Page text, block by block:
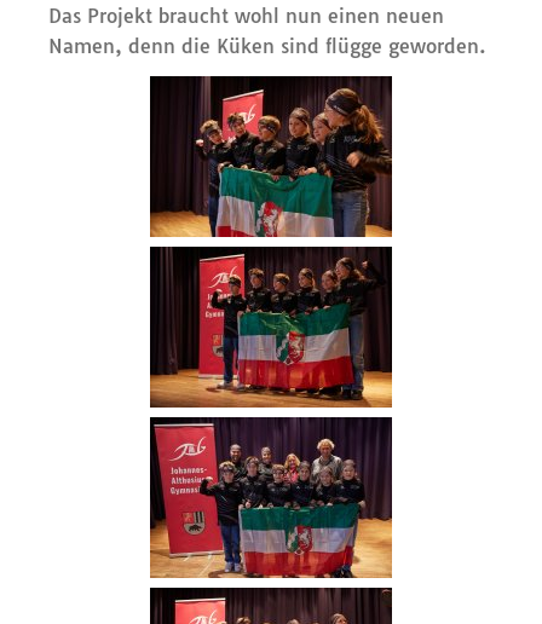
Das Projekt braucht wohl nun einen neuen
Namen, denn die Küken sind flügge geworden.